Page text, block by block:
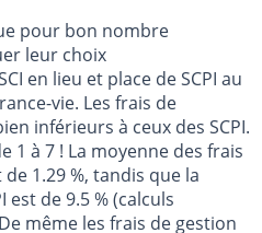
pour bon nombre
leur choix
en lieu et place de SCPI au
vie. Les frais de
inférieurs à ceux des SCPI.
1 à 7 ! La moyenne des frais
1.29 %, tandis que la
est de 9.5 % (calculs
même les frais de gestion